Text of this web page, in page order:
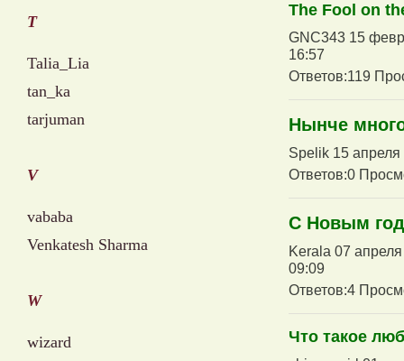
T
Talia_Lia
tan_ka
tarjuman
V
vababa
Venkatesh Sharma
W
wizard
The Fool on
GNC343 15
16:57
Ответов:119
Нынче
Spelik 15
Ответов:0
С Новым
Kerala 07
09:09
Ответов:4
Что такое